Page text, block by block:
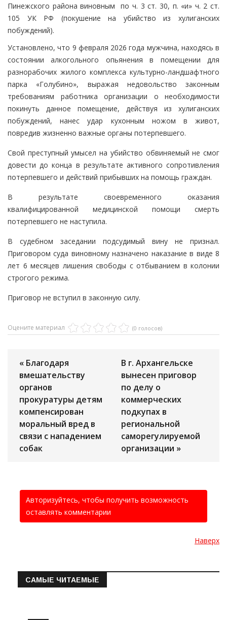
Пинежского района виновным по ч. 3 ст. 30, п. «и» ч. 2 ст.
105 УК РФ (покушение на убийство из хулиганских
побуждений).
Установлено, что 9 февраля 2026 года мужчина, находясь в
состоянии алкогольного опьянения в помещении для
разнорабочих жилого комплекса культурно-ландшафтного
парка «Голубино», выражая недовольство законным
требованиям работника организации о необходимости
покинуть данное помещение, действуя из хулиганских
побуждений, нанес удар кухонным ножом в живот,
повредив жизненно важные органы потерпевшего.
Свой преступный умысел на убийство обвиняемый не смог
довести до конца в результате активного сопротивления
потерпевшего и действий прибывших на помощь граждан.
В результате своевременного оказания
квалифицированной медицинской помощи смерть
потерпевшего не наступила.
В судебном заседании подсудимый вину не признал.
Приговором суда виновному назначено наказание в виде 8
лет 6 месяцев лишения свободы с отбыванием в колонии
строгого режима.
Приговор не вступил в законную силу.
Оцените материал (0 голосов)
« Благодаря
вмешательству
органов
прокуратуры детям
компенсирован
моральный вред в
связи с нападением
собак
В г. Архангельске
вынесен приговор
по делу о
коммерческих
подкупах в
региональной
саморегулируемой
организации »
Авторизуйтесь, чтобы получить возможность
оставлять комментарии
Наверх
САМЫЕ ЧИТАЕМЫЕ